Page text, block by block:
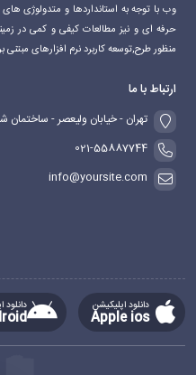
وب با توجه به استانداردها و متدولوژی
حرفه ای و نیز مطالعات کیفی و کمی در
منظور طرح,توسعه کاربرد نرم افزارهای مبتنی
ارتباط با ما
تهران - خیابان ولیعصر - ساختمان
021-55887744
info@yoursite.com
دانلود اپلیکیشن
Apple ios
دانلود